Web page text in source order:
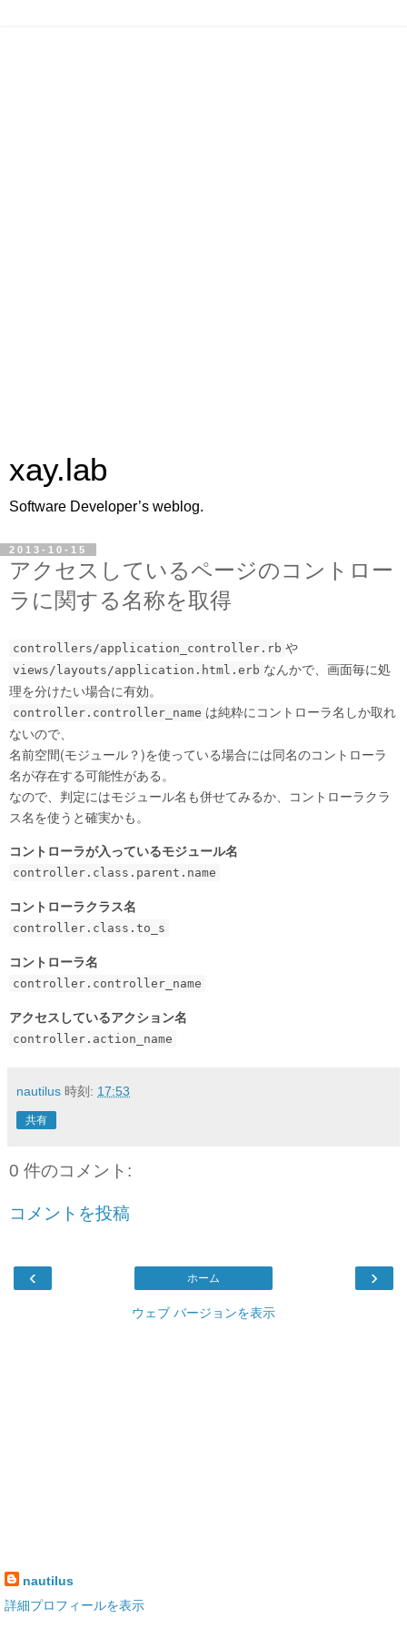
xay.lab
Software Developer’s weblog.
2013-10-15
アクセスしているページのコントロー
ラに関する名称を取得
controllers/application_controller.rb や
views/layouts/application.html.erb なんかで、画面毎に処
理を分けたい場合に有効。
controller.controller_name は純粋にコントローラ名しか取れ
ないので、
名前空間(モジュール？)を使っている場合には同名のコントローラ
名が存在する可能性がある。
なので、判定にはモジュール名も併せてみるか、コントローラクラ
ス名を使うと確実かも。
コントローラが入っているモジュール名
controller.class.parent.name
コントローラクラス名
controller.class.to_s
コントローラ名
controller.controller_name
アクセスしているアクション名
controller.action_name
nautilus 時刻: 17:53
共有
0 件のコメント:
コメントを投稿
‹ ›
ホーム
ウェブ バージョンを表示
nautilus
詳細プロフィールを表示